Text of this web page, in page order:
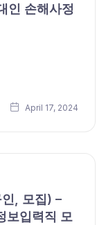
인 손해사정
April 17, 2024
, 모집) –
보입력직 모